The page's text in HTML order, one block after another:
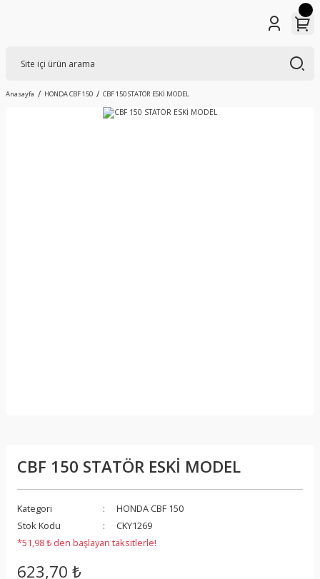
Anasayfa HONDA CBF 150 CBF 150 STATÖR ESKİ MODEL
CBF 150 STATÖR ESKİ MODEL
Kategori
HONDA CBF 150
Stok Kodu
CKY1269
*51,98 ₺ den başlayan taksitlerle!
623,70 ₺